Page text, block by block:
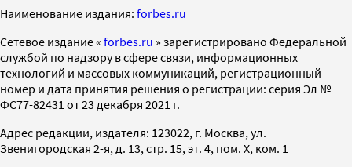
Наименование издания: forbes.ru
Cетевое издание « forbes.ru » зарегистрировано Федеральной
службой по надзору в сфере связи, информационных
технологий и массовых коммуникаций, регистрационный
номер и дата принятия решения о регистрации: серия Эл №
ФС77-82431 от 23 декабря 2021 г.
Адрес редакции, издателя: 123022, г. Москва, ул.
Звенигородская 2-я, д. 13, стр. 15, эт. 4, пом. X, ком. 1